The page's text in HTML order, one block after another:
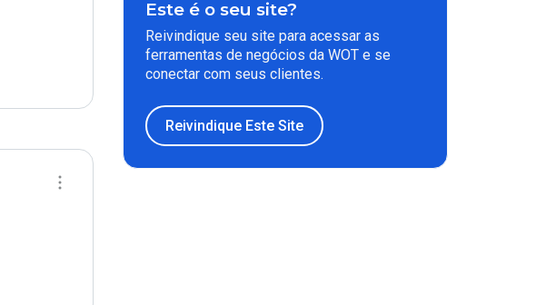
Este é o seu site?
Reivindique seu site para acessar as
ferramentas de negócios da WOT e se
conectar com seus clientes.
Reivindique Este Site